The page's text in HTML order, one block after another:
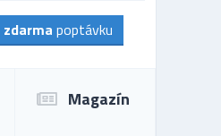
zdarma poptávku
Magazín